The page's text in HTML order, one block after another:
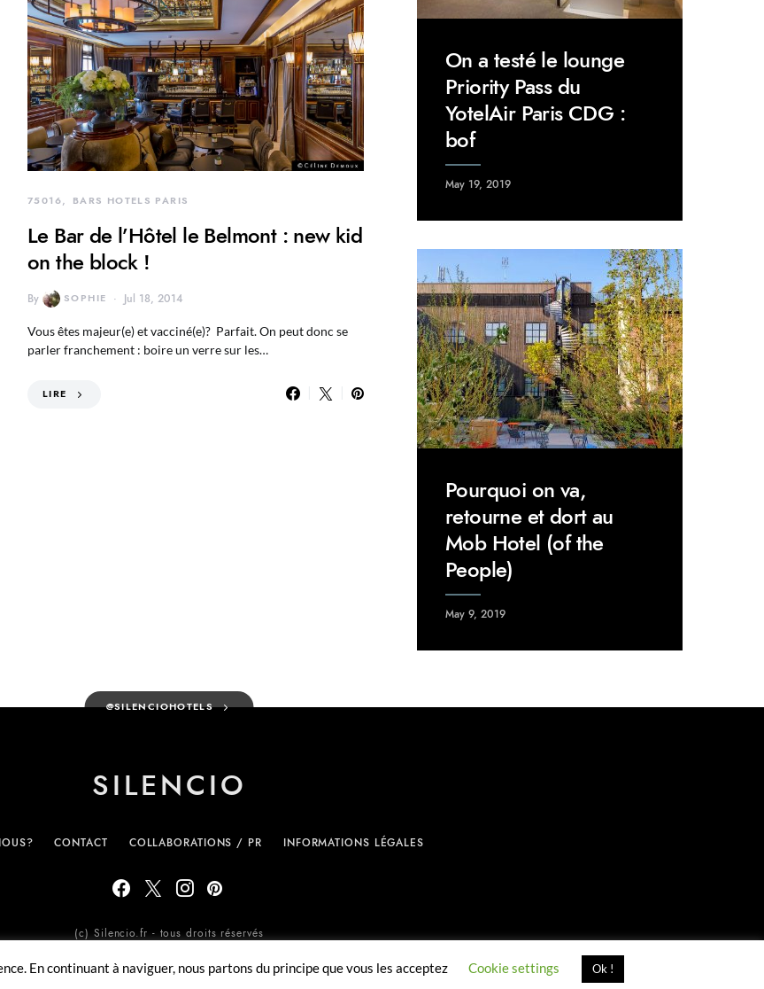
75016 BARS HOTELS PARIS
Le Bar de l’Hôtel le Belmont : new kid
on the block !
By SOPHIE Jul 18, 2014
Vous êtes majeur(e) et vacciné(e)? Parfait. On peut donc se
parler franchement : boire un verre sur les…
LIRE
On a testé le lounge
Priority Pass du
YotelAir Paris CDG :
bof
May 19, 2019
Pourquoi on va,
retourne et dort au
Mob Hotel (of the
People)
May 9, 2019
@SILENCIOHOTELS
SILENCIO
CONTACT COLLABORATIONS / PR INFORMATIONS LÉGALES
(c) Silencio.fr - tous droits réservés
En continuant à naviguer, nous partons du principe que vous les acceptez Cookie settings Ok !